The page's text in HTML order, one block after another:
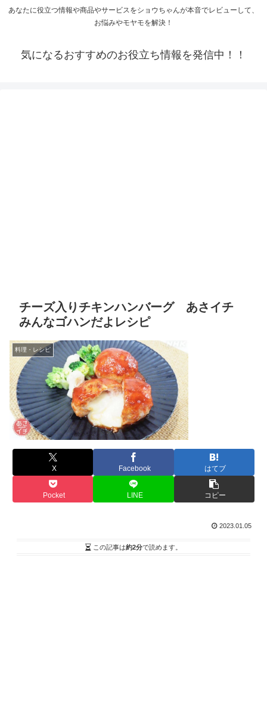
あなたに役立つ情報や商品やサービスをショウちゃんが本音でレビューして、
お悩みやモヤモを解決！
気になるおすすめのお役立ち情報を発信中！！
チーズ入りチキンハンバーグ あさイチ
みんなゴハンだよレシピ
料理・レシピ
X Facebook はてブ
Pocket LINE コピー
2023.01.05
この記事は約2分で読めます。